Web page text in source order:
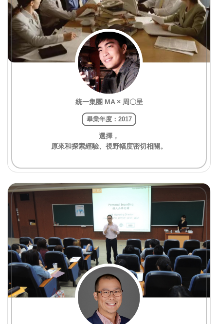
統一集團 MA × 周〇呈
畢業年度：2017
選擇，
原來和探索經驗、視野幅度密切相關。